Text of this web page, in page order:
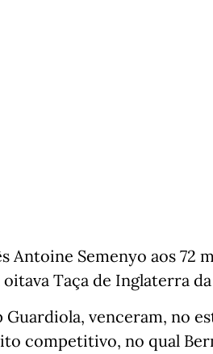
Antoine Semenyo aos 72
Taça de Inglaterra
venceram, no
competitivo, no qual